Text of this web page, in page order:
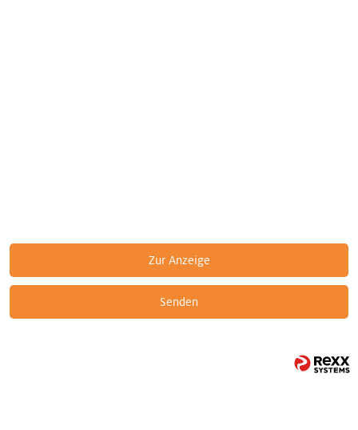
Zur Anzeige
Senden